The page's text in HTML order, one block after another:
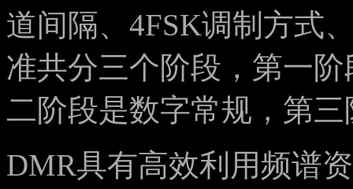
道间隔、4FSK调制方式
准共分三个阶段，第一
二阶段是数字常规，第
DMR具有高效利用频谱